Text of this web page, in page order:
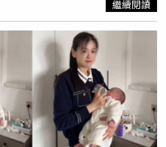
上女西裝師一途。戲裡的何宜珊與
許多觀眾稱說這對母女年紀也太像
她其實大何宜珊約十歲，但劇中何
如果要比照她的真實生活，
、八歲，要演青少年的母親也說得
的角色因老公失蹤而對房東投懷送
討喜。（圖／緯來戲劇提供）戲裡，
房東投懷送抱，兩人常一言不合吵
在飯桌上吵架的戲，一開拍，她
啦！」然後順勢把雞腿往何宜珊的碗
繼續閱讀